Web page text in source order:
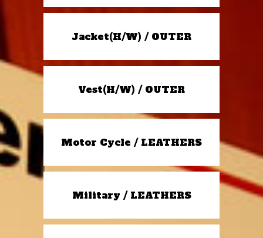
Jacket(H/W) / OUTER
Vest(H/W) / OUTER
Motor Cycle / LEATHERS
Military / LEATHERS